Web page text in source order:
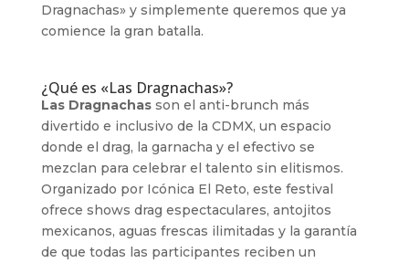
Dragnachas» y simplemente queremos que ya
comience la gran batalla.
¿Qué es «Las Dragnachas»?
Las Dragnachasson el anti-brunch más
divertido e inclusivo de la CDMX, un espacio
donde el drag, la garnacha y el efectivo se
mezclan para celebrar el talento sin elitismos.
Organizado por Icónica El Reto, este festival
ofrece shows drag espectaculares, antojitos
mexicanos, aguas frescas ilimitadas y la garantía
de que todas las participantes reciben un